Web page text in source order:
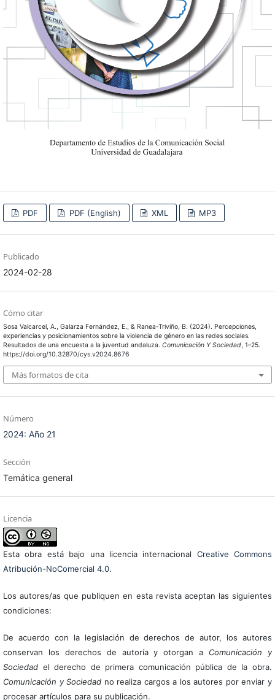
PDF PDF (English) XML MP3
Publicado
2024-02-28
Cómo citar
Sosa Valcarcel, A., Galarza Fernández, E., & Ranea-Triviño, B. (2024). Percepciones,
experiencias y posicionamientos sobre la violencia de género en las redes sociales.
Resultados de una encuesta a la juventud andaluza. Comunicación Y Sociedad, 1–25.
https://doi.org/10.32870/cys.v2024.8676
Más formatos de cita
Número
2024: Año 21
Sección
Temática general
Licencia
Esta obra está bajo una licencia internacional Creative Commons
Atribución-NoComercial 4.0.
Los autores/as que publiquen en esta revista aceptan las siguientes
condiciones:
De acuerdo con la legislación de derechos de autor, los autores
conservan los derechos de autoría y otorgan a Comunicación y
Sociedadel derecho de primera comunicación pública de la obra.
Comunicación y Sociedad no realiza cargos a los autores por enviar y
procesar artículos para su publicación.